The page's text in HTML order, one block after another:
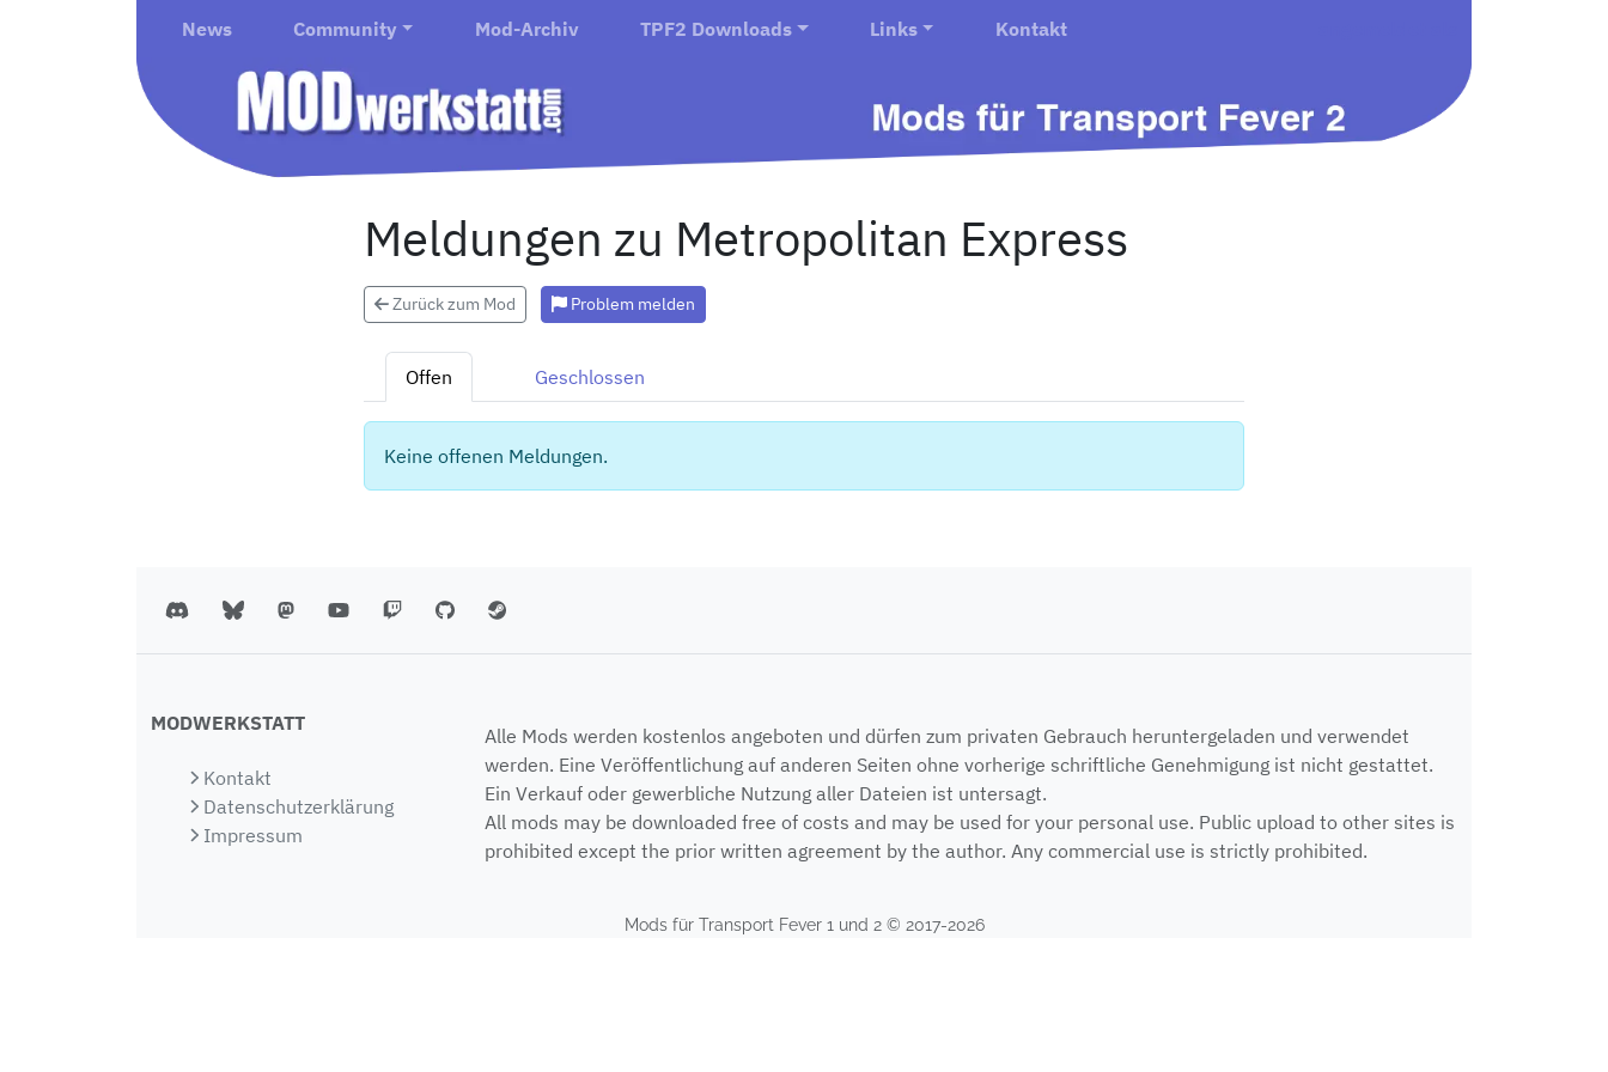
News Community Mod-Archiv TPF2 Downloads Links Kontakt
Meldungen zu Metropolitan Express
Zurück zum Mod Problem melden
Offen Geschlossen
Keine offenen Meldungen.
MODWERKSTATT
Kontakt
Datenschutzerklärung
Impressum
Alle Mods werden kostenlos angeboten und dürfen zum privaten Gebrauch heruntergeladen und verwendet
werden. Eine Veröffentlichung auf anderen Seiten ohne vorherige schriftliche Genehmigung ist nicht gestattet.
Ein Verkauf oder gewerbliche Nutzung aller Dateien ist untersagt.
All mods may be downloaded free of costs and may be used for your personal use. Public upload to other sites is
prohibited except the prior written agreement by the author. Any commercial use is strictly prohibited.
Mods für Transport Fever 1 und 2 © 2017-2026